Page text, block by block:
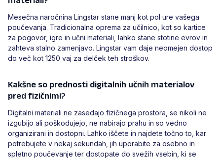
Mesečna naročnina Lingstar stane manj kot pol ure vašega
poučevanja. Tradicionalna oprema za učilnico, kot so kartice
za pogovor, igre in učni materiali, lahko stane stotine evrov in
zahteva stalno zamenjavo. Lingstar vam daje neomejen dostop
do več kot 1250 vaj za delček teh stroškov.
Kakšne so prednosti digitalnih učnih materialov
pred fizičnimi?
Digitalni materiali ne zasedajo fizičnega prostora, se nikoli ne
izgubijo ali poškodujejo, ne nabirajo prahu in so vedno
organizirani in dostopni. Lahko iščete in najdete točno to, kar
potrebujete v nekaj sekundah, jih uporabite za osebno in
spletno poučevanje ter dostopate do svežih vsebin, ki se